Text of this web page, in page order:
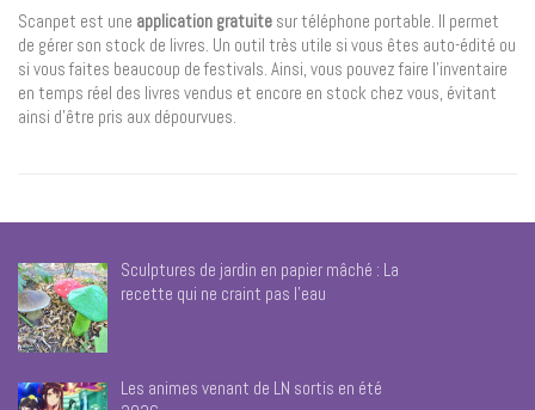
Scanpet est une application gratuite sur téléphone portable. Il permet
de gérer son stock de livres. Un outil très utile si vous êtes auto-édité ou
si vous faites beaucoup de festivals. Ainsi, vous pouvez faire l’inventaire
en temps réel des livres vendus et encore en stock chez vous, évitant
ainsi d’être pris aux dépourvues.
Sculptures de jardin en papier mâché : La
recette qui ne craint pas l’eau
Les animes venant de LN sortis en été